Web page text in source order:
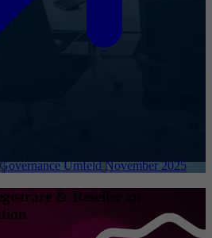
Umfeld November 2025
& Reseller zu